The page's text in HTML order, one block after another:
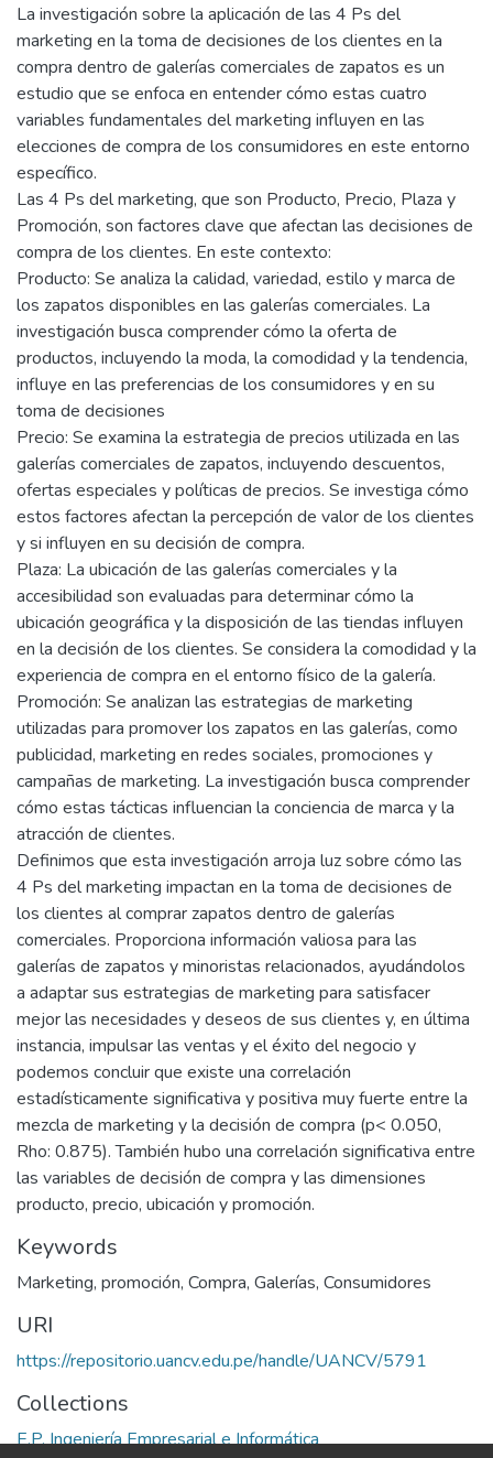
La investigación sobre la aplicación de las 4 Ps del
marketing en la toma de decisiones de los clientes en la
compra dentro de galerías comerciales de zapatos es un
estudio que se enfoca en entender cómo estas cuatro
variables fundamentales del marketing influyen en las
elecciones de compra de los consumidores en este entorno
específico.
Las 4 Ps del marketing, que son Producto, Precio, Plaza y
Promoción, son factores clave que afectan las decisiones de
compra de los clientes. En este contexto:
Producto: Se analiza la calidad, variedad, estilo y marca de
los zapatos disponibles en las galerías comerciales. La
investigación busca comprender cómo la oferta de
productos, incluyendo la moda, la comodidad y la tendencia,
influye en las preferencias de los consumidores y en su
toma de decisiones
Precio: Se examina la estrategia de precios utilizada en las
galerías comerciales de zapatos, incluyendo descuentos,
ofertas especiales y políticas de precios. Se investiga cómo
estos factores afectan la percepción de valor de los clientes
y si influyen en su decisión de compra.
Plaza: La ubicación de las galerías comerciales y la
accesibilidad son evaluadas para determinar cómo la
ubicación geográfica y la disposición de las tiendas influyen
en la decisión de los clientes. Se considera la comodidad y la
experiencia de compra en el entorno físico de la galería.
Promoción: Se analizan las estrategias de marketing
utilizadas para promover los zapatos en las galerías, como
publicidad, marketing en redes sociales, promociones y
campañas de marketing. La investigación busca comprender
cómo estas tácticas influencian la conciencia de marca y la
atracción de clientes.
Definimos que esta investigación arroja luz sobre cómo las
4 Ps del marketing impactan en la toma de decisiones de
los clientes al comprar zapatos dentro de galerías
comerciales. Proporciona información valiosa para las
galerías de zapatos y minoristas relacionados, ayudándolos
a adaptar sus estrategias de marketing para satisfacer
mejor las necesidades y deseos de sus clientes y, en última
instancia, impulsar las ventas y el éxito del negocio y
podemos concluir que existe una correlación
estadísticamente significativa y positiva muy fuerte entre la
mezcla de marketing y la decisión de compra (p< 0.050,
Rho: 0.875). También hubo una correlación significativa entre
las variables de decisión de compra y las dimensiones
producto, precio, ubicación y promoción.
Keywords
Marketing, promoción, Compra, Galerías, Consumidores
URI
https://repositorio.uancv.edu.pe/handle/UANCV/5791
Collections
E.P. Ingeniería Empresarial e Informática